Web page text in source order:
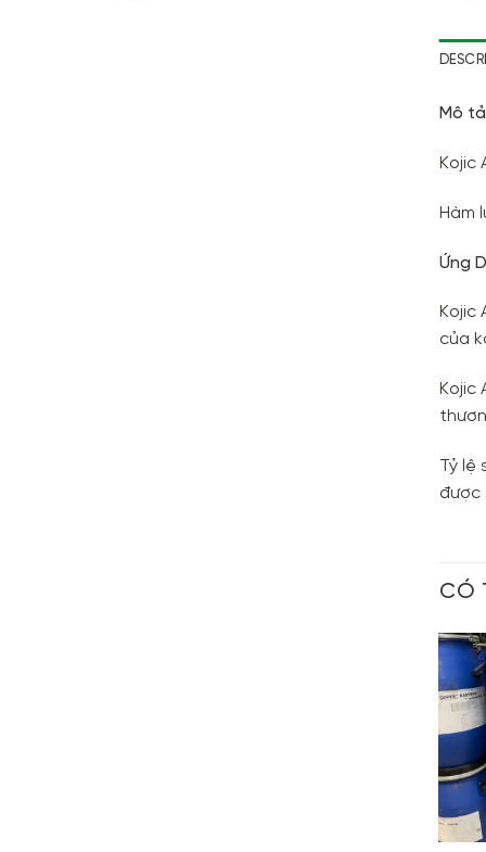
Mô
Kojic
Hàm
Ứng
Kojic
của
Kojic
Tỷ lệ
được
CÓ